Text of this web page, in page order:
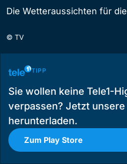
Die Wetteraussichten für
© TV
TIPP
Sie wollen keine Tele1-
verpassen? Jetzt unsere
herunterladen.
Zum Play Store